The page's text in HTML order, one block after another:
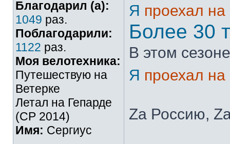
Благодарил (а):
1049 раз.
Поблагодарили:
1122 раз.
Моя велотехника:
Путешествую на
Ветерке
Летал на Гепарде
(СР 2014)
Имя: Сергиус
Я проехал на
Более 30
В этом
Я проехал на
Zа Россию,